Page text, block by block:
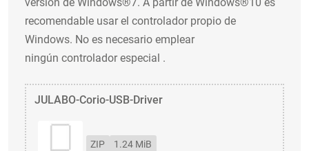
recomendable usar el controlador propio de
Windows. No es necesario emplear
ningún controlador especial .
JULABO-Corio-USB-Driver
ZIP 1.24 MiB